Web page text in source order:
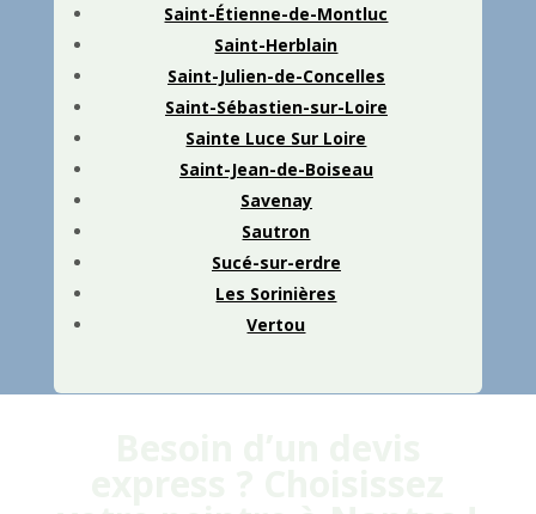
Saint-Étienne-de-Montluc
Saint-Herblain
Saint-Julien-de-Concelles
Saint-Sébastien-sur-Loire
Sainte Luce Sur Loire
Saint-Jean-de-Boiseau
Savenay
Sautron
Sucé-sur-erdre
Les Sorinières
Vertou